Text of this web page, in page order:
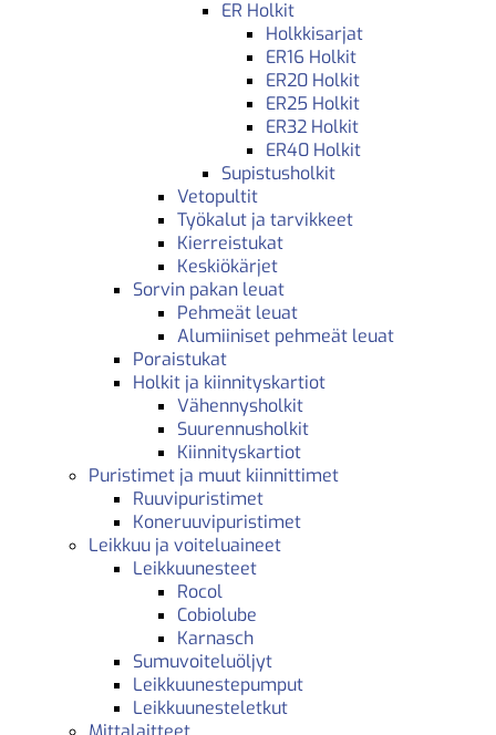
ER Holkit
Holkkisarjat
ER16 Holkit
ER20 Holkit
ER25 Holkit
ER32 Holkit
ER40 Holkit
Supistusholkit
Vetopultit
Työkalut ja tarvikkeet
Kierreistukat
Keskiökärjet
Sorvin pakan leuat
Pehmeät leuat
Alumiiniset pehmeät leuat
Poraistukat
Holkit ja kiinnityskartiot
Vähennysholkit
Suurennusholkit
Kiinnityskartiot
Puristimet ja muut kiinnittimet
Ruuvipuristimet
Koneruuvipuristimet
Leikkuu ja voiteluaineet
Leikkuunesteet
Rocol
Cobiolube
Karnasch
Sumuvoiteluöljyt
Leikkuunestepumput
Leikkuunesteletkut